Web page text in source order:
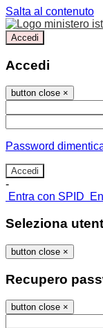
Salta al contenuto
Accedi
Accedi
button close ×
Password
-
Entra con SPID
Seleziona
button close ×
Recupero
button close ×